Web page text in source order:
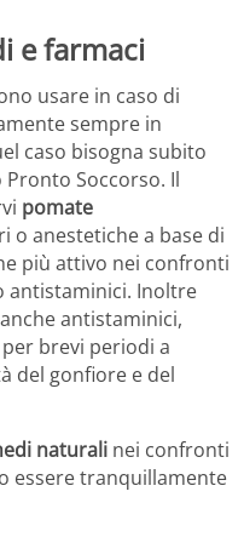
e farmaci
usare in caso di
sempre in
caso bisogna subito
Soccorso. Il
pomate
o anestetiche a base di
più attivo nei confronti
antistaminici. Inoltre
antistaminici,
brevi periodi a
del gonfiore e del
naturali nei confronti
essere tranquillamente